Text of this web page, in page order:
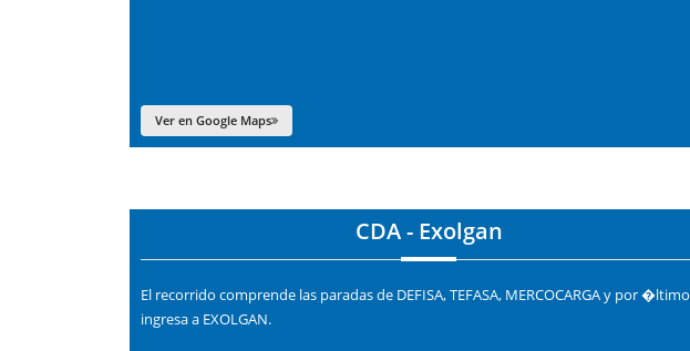
Ver en Google Maps
CDA - Exolgan
El recorrido comprende las paradas de DEFISA, TEFASA, MERCOCARGA y por �ltimo
ingresa a EXOLGAN.